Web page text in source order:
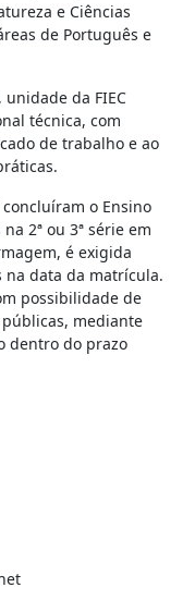
e Ciências
de Português e
unidade da FIEC
técnica, com
de trabalho e ao
o Ensino
2ª ou 3ª série em
é exigida
na data da matrícula.
possibilidade de
mediante
dentro do prazo